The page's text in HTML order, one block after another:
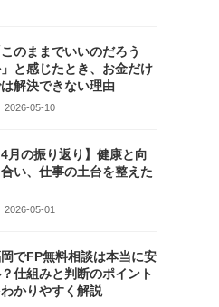
このままでいいのだろう
と感じたとき、お金だけ
解決できない理由
2026-05-10
4月の振り返り】健康と向
合い、仕事の土台を整えた
2026-05-01
でFP無料相談は本当に安
仕組みと判断のポイント
かりやすく解説